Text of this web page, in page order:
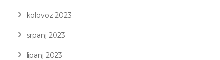
kolovoz 2023
srpanj 2023
lipanj 2023